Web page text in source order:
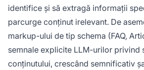
identifice și să extragă informații
parcurge conținut irelevant. De
markup-ului de tip schema (FAQ,
semnale explicite LLM-urilor privind
conținutului, crescând semnificativ